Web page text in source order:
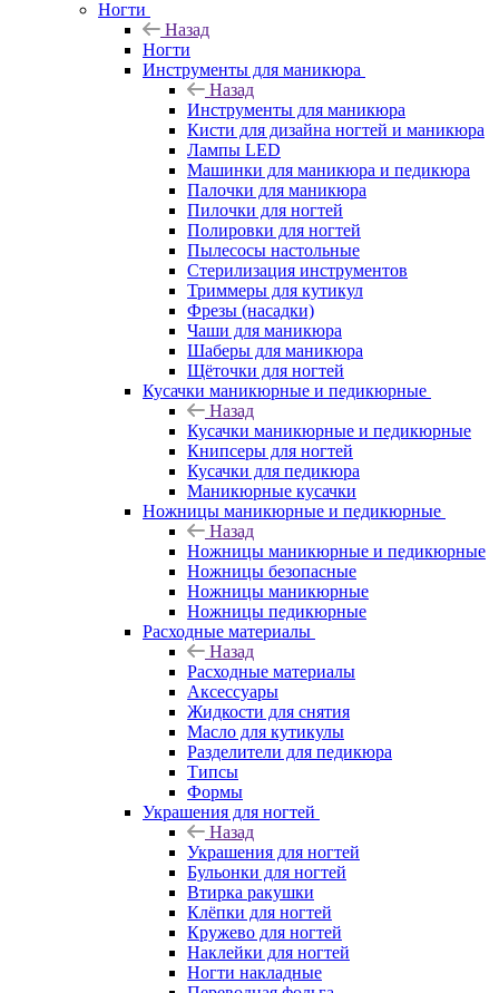
Ногти
Назад
Ногти
Инструменты для маникюра
Назад
Инструменты для маникюра
Кисти для дизайна ногтей и маникюра
Лампы LED
Машинки для маникюра и педикюра
Палочки для маникюра
Пилочки для ногтей
Полировки для ногтей
Пылесосы настольные
Стерилизация инструментов
Триммеры для кутикул
Фрезы (насадки)
Чаши для маникюра
Шаберы для маникюра
Щёточки для ногтей
Кусачки маникюрные и педикюрные
Назад
Кусачки маникюрные и педикюрные
Книпсеры для ногтей
Кусачки для педикюра
Маникюрные кусачки
Ножницы маникюрные и педикюрные
Назад
Ножницы маникюрные и педикюрные
Ножницы безопасные
Ножницы маникюрные
Ножницы педикюрные
Расходные материалы
Назад
Расходные материалы
Аксессуары
Жидкости для снятия
Масло для кутикулы
Разделители для педикюра
Типсы
Формы
Украшения для ногтей
Назад
Украшения для ногтей
Бульонки для ногтей
Втирка ракушки
Клёпки для ногтей
Кружево для ногтей
Наклейки для ногтей
Ногти накладные